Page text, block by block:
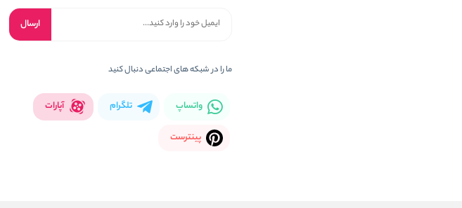
ارسال
ما را در شبکه های اجتماعی دنبال کنید
واتساپ تلگرام آپارات
پینترست